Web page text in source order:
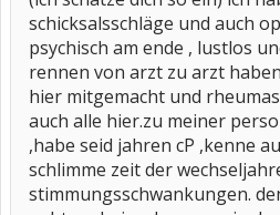
schicksalsschläge und auch
psychisch am ende , lustlos
rennen von arzt zu arzt
hier mitgemacht und
auch alle hier.zu meiner
,habe seid jahren cP ,kenne
schlimme zeit der
stimmungsschwankungen.